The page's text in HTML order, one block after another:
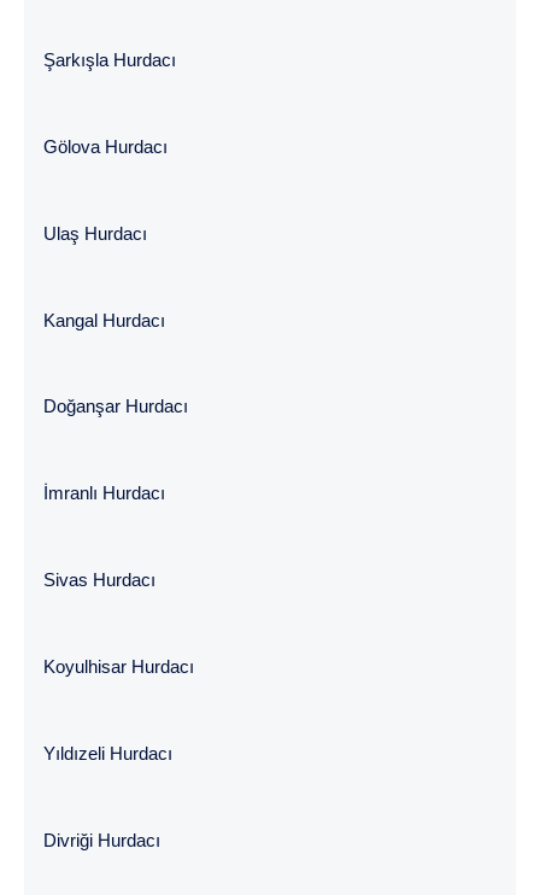
Şarkışla Hurdacı
Gölova Hurdacı
Ulaş Hurdacı
Kangal Hurdacı
Doğanşar Hurdacı
İmranlı Hurdacı
Sivas Hurdacı
Koyulhisar Hurdacı
Yıldızeli Hurdacı
Divriği Hurdacı